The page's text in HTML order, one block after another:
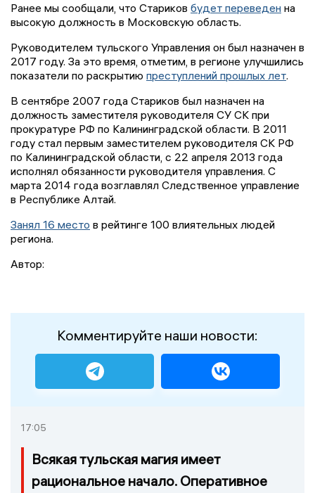
Ранее мы сообщали, что Стариков будет переведен на
высокую должность в Московскую область.
Руководителем тульского Управления он был назначен в
2017 году. За это время, отметим, в регионе улучшились
показатели по раскрытию преступлений прошлых лет.
В сентябре 2007 года Стариков был назначен на
должность заместителя руководителя СУ СК при
прокуратуре РФ по Калининградской области. В 2011
году стал первым заместителем руководителя СК РФ
по Калининградской области, с 22 апреля 2013 года
исполнял обязанности руководителя управления. С
марта 2014 года возглавлял Следственное управление
в Республике Алтай.
Занял 16 место в рейтинге 100 влиятельных людей
региона.
Автор:
Комментируйте наши новости:
17:05
Всякая тульская магия имеет
рациональное начало. Оперативное